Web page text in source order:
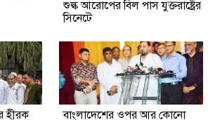
শুল্ক আরোপের বিল পাস যুক্তরাষ্ট্রের
সিনেটে
হীরক
বাংলাদেশের ওপর আর কোনো